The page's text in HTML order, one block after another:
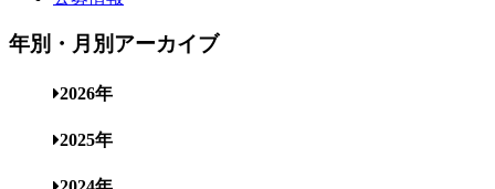
年別・月別アーカイブ
2026年
2025年